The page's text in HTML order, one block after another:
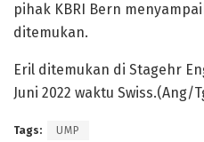
pihak KBRI Bern
ditemukan.
Eril ditemukan di Stagehr
Juni 2022 waktu Swiss.(Ang/
Tags: UMP